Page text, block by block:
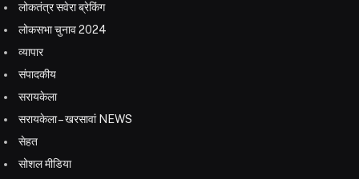
लोकतंत्र सवेरा ब्रेकिंग
लोकसभा चुनाव 2024
व्यापार
संपादकीय
सरायकेला
सरायकेला – खरसावां NEWS
सेहत
सोशल मीडिया